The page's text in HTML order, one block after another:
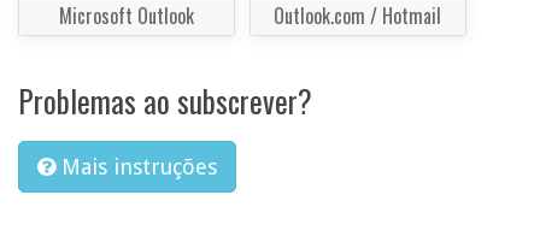
Microsoft Outlook Outlook.com / Hotmail
Problemas ao subscrever?
Mais instruções